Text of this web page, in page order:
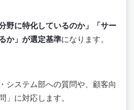
分野に特化しているのか」「サー
か」が選定基準になります。
システム部への質問や、顧客向
」に対応します。